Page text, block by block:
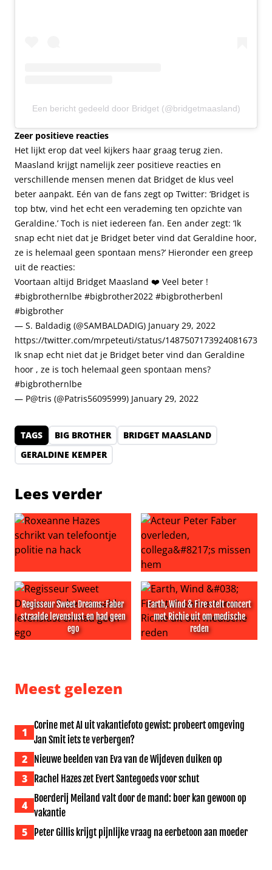
Een bericht gedeeld door Bridget (@bridgetmaasland)
Zeer positieve reacties
Het lijkt erop dat veel kijkers haar graag terug zien.
Maasland krijgt namelijk zeer positieve reacties en
verschillende mensen menen dat Bridget de klus veel
beter aanpakt. Eén van de fans zegt op Twitter: ‘Bridget is
top btw, vind het echt een verademing ten opzichte van
Geraldine.’ Toch is niet iedereen fan. Een ander zegt: ‘Ik
snap echt niet dat je Bridget beter vind dat Geraldine hoor,
ze is helemaal geen spontaan mens?’ Hieronder een greep
uit de reacties:
Voortaan altijd Bridget Maasland ❤️ Veel beter !
#bigbrothernlbe #bigbrother2022 #bigbrotherbenl
#bigbrother
— S. Baldadig (@SAMBALDADIG) January 29, 2022
https://twitter.com/mrpeteuti/status/1487507173924081673
Ik snap echt niet dat je Bridget beter vind dan Geraldine
hoor , ze is toch helemaal geen spontaan mens?
#bigbrothernlbe
— P@tris (@Patris56095999) January 29, 2022
TAGS BIG BROTHER
BRIDGET MAASLAND
GERALDINE KEMPER
Lees verder
Roxeanne Hazes schrikt van telefoontje politie na hack
Acteur Peter Faber
Regisseur Sweet Dreams: Faber
straalde levenslust en had geen
ego
Earth, Wind & Fire stelt concert
met Richie uit om medische
reden
Meest gelezen
1
Corine met AI uit vakantiefoto gewist: probeert omgeving
Jan Smit iets te verbergen?
2 Nieuwe beelden van Eva van de Wijdeven duiken op
3 Rachel Hazes zet Evert Santegoeds voor schut
4
Boerderij Meiland valt door de mand: boer kan gewoon op
vakantie
5 Peter Gillis krijgt pijnlijke vraag na eerbetoon aan moeder